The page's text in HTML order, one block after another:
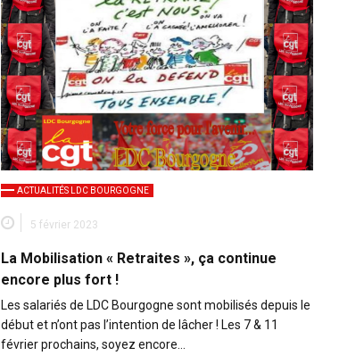
ACTUALITÉS LDC BOURGOGNE
5 février 2023
La Mobilisation « Retraites », ça continue
encore plus fort !
Les salariés de LDC Bourgogne sont mobilisés depuis le
début et n’ont pas l’intention de lâcher ! Les 7 & 11
février prochains, soyez encore…